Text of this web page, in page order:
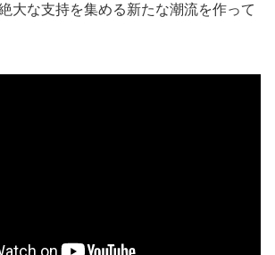
大な支持を集める新たな潮流を作って